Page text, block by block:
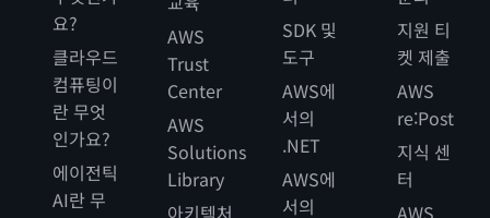
니다. AdvancedMD는 진료실 고객 급증에 대처하고 신제품
수요를 충족하기 위해 의료 데이터용 기존 호스팅 인프라 규
모를 조정해야 했습니다. AdvancedMD의 기존 스토리지 플
랫폼은 백업 완료에 걸리는 시간이 길어 SQL Server 데이터
베이스 백업에서 성능 문제를 일으키고 있었습니다.
AdvancedMD는 Amazon FSx for Windows File Server
를 사용하여 고객의 데이터를 AWS 클라우드로 마이그레이
션함으로써 안전하고 쉽게 액세스할 수 있는 호스팅을 제공
Unilever
Unilever는 190여 개국에서 식품, 가정용품, 음료, 개인 위생
용품을 판매하는 소비재 회사입니다.
“AWS를 사용함으로써 디지털 마케팅 캠페인 시
작에 소요되는 기간이 2주에서 평균 2일로 단축
“우리 회사는 AWS에서 Windows 및 SQL
Server 기반 워크로드를 실행합니다. AWS 팀은
많은 도움을 주었고, 비용을 절감하고 혁신하며
변화에 더 빠르게 대응할 수 있는 현대화 방법에
대한 아키텍처 지침을 제공했습니다. 최신 아키
텍처로의 리팩터링과 관리형 컨테이너 및 서버리
스 서비스 채택은 인프라 리소스 활용도를 높이
고 비용을 절감하는 데 도움이 됩니다.”
Engineer/Systems Architect
IntelliGuard
IntelliGuard는 의약품 재고 및 중환자 치료 용품 관리를 자
동화하는 무선 주파수 식별(RFID) 솔루션을 개발합니다.
요?
클라우드
컴퓨팅이
란 무엇
인가요?
에이전틱
AI란 무
AWS
Trust
Center
AWS
Solutions
Library
아키텍처
SDK 및
도구
AWS에
서의
.NET
AWS에
서의
지원 티
켓 제출
AWS
re:Post
지식 센
터
AWS